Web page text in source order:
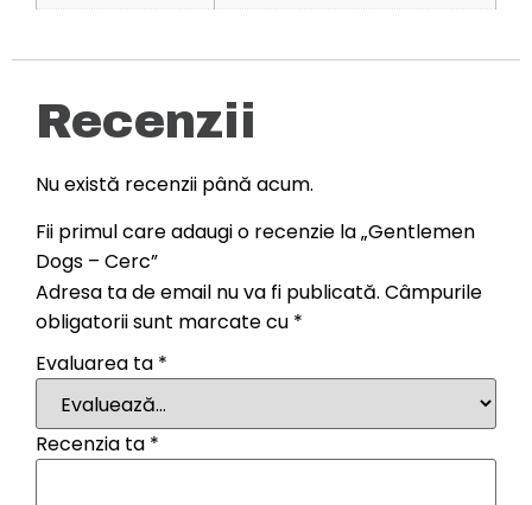
Recenzii
Nu există recenzii până acum.
Fii primul care adaugi o recenzie la „Gentlemen
Dogs – Cerc”
Adresa ta de email nu va fi publicată. Câmpurile
obligatorii sunt marcate cu *
Evaluarea ta *
Recenzia ta *